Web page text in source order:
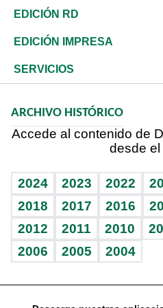
Ocenanía
Caribe
Resto del mundo
Telecom.
Global y variable
Economía personal
Sociales
Novedades
Podcast Arte Libre
Vida y familia
Eñe
Celebrando la vida
Sin complejos
En pocas palabras
Tenis
Olimpismo
Más deportes
BRV
TBT Deportivo
En Directo
Frente al Statu Quo
El Espía
Columnistas
Más firmas
Historia
Despertando al gigante
Cambio climático
Revista
Deportes
Opinión
Hecho en casa
Guía del dinero
EDICIÓN RD
EDICIÓN IMPRESA
SERVICIOS
Cumpleaños
Horóscopos
Juegos
ARCHIVO HISTÓRICO
Accede al contenido de
desde el
2024 2023 2022
2018
2017 2016
2012
2011 2010
2006
2005 2004